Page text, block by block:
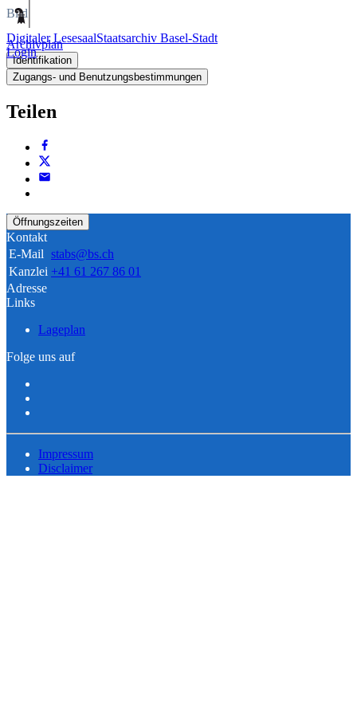
Digitaler LesesaalStaatsarchiv Basel-Stadt
Login
Bild
Archivplan
Identifikation
Zugangs- und Benutzungsbestimmungen
Teilen
Öffnungszeiten
Kontakt
E-Mail stabs@bs.ch
Kanzlei +41 61 267 86 01
Adresse
Links
Lageplan
Folge uns auf
Impressum
Disclaimer